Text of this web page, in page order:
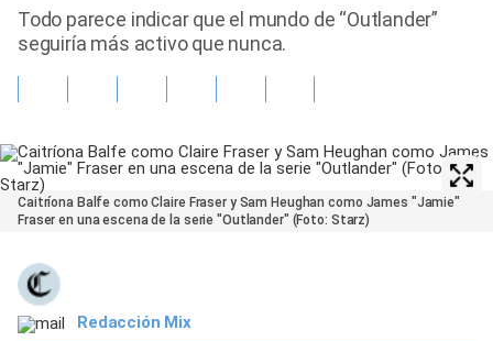
Tendencias Mix
Todo parece indicar que el mundo de “Outlander”
seguiría más activo que nunca.
Caitríona Balfe como Claire Fraser y Sam Heughan como James "Jamie"
Fraser en una escena de la serie "Outlander" (Foto: Starz)
Redacción Mix